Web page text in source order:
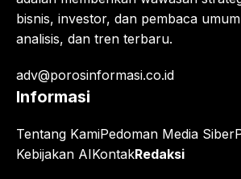
bisnis, investor, dan pembaca
analisis, dan tren terbaru.
adv@porosinformasi.co.id
Informasi
Tentang KamiPedoman Media Siber
Kebijakan AIKontakRedaksi